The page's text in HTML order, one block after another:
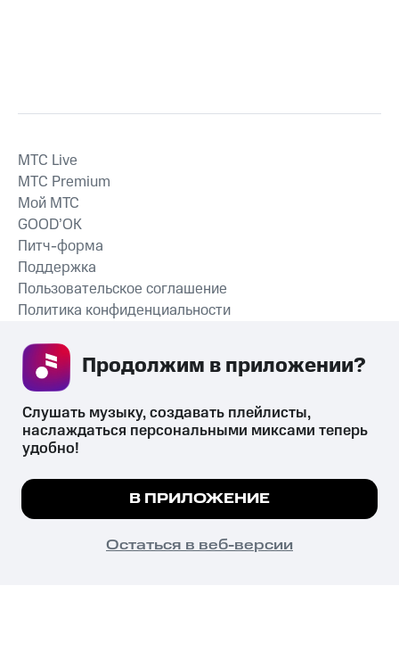
СКАЧАТЬ ПРИЛОЖЕНИЕ
MTС Live
MTС Premium
Мой МТС
GOOD’OK
Питч-форма
Поддержка
Пользовательское соглашение
Политика конфиденциальности
психотропных веществ, их аналогов причиняет вред здоровью,
их незаконный оборот запрещён и влечёт установленную
законодательством ответственность.
© 2026 ООО «КИОН».
Все права защищены
Мы используем куки, чтобы на сайте все
Подробнее
ПОНЯТНО
Слушать музыку, создавать плейлисты,
наслаждаться персональными миксами теперь
удобно!
В ПРИЛОЖЕНИЕ
Остаться в веб-версии